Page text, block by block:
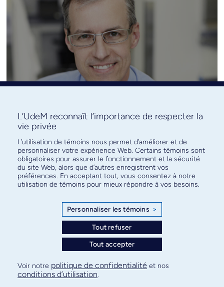
Denis Claude Roy
Sylvie Hébert
L’UdeM reconnaît l’importance de respecter la
vie privée
L’utilisation de témoins nous permet d’améliorer et de
personnaliser votre expérience Web. Certains témoins sont
obligatoires pour assurer le fonctionnement et la sécurité
du site Web, alors que d’autres enregistrent vos
préférences. En acceptant tout, vous consentez à notre
utilisation de témoins pour mieux répondre à vos besoins.
Personnaliser les témoins >
Tout refuser
Tout accepter
Voir notre politique de confidentialité et nos
conditions d’utilisation.